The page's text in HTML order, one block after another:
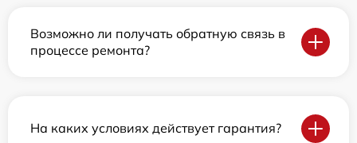
Возможно ли получать обратную связь в
процессе ремонта?
На каких условиях действует гарантия?